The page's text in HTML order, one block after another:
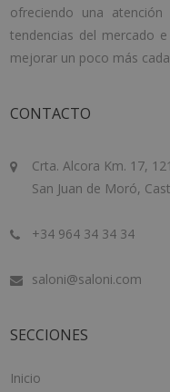
ofreciendo una atención
tendencias del mercado
mejorar un poco más
CONTACTO
Crta. Alcora Km. 17,
San Juan de Moró,
+34 964 34 34 34
saloni@saloni.com
SECCIONES
Inicio